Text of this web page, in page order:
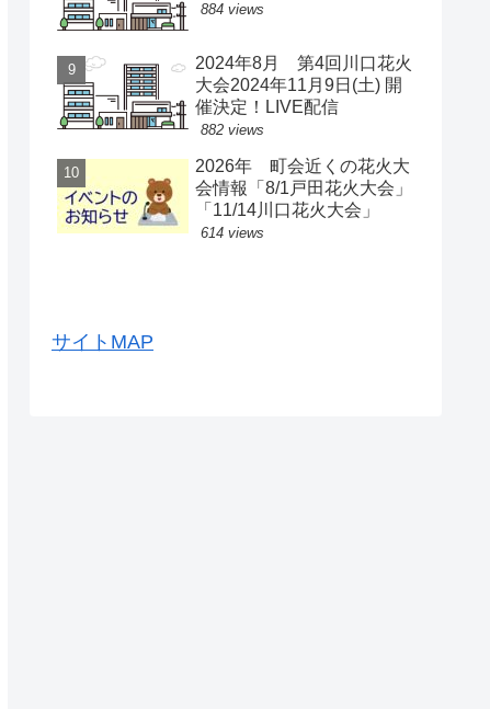
884 views
2024年8月 第4回川口花火
大会2024年11月9日(土) 開
催決定！LIVE配信
882 views
2026年 町会近くの花火大
会情報「8/1戸田花火大会」
「11/14川口花火大会」
614 views
サイトMAP